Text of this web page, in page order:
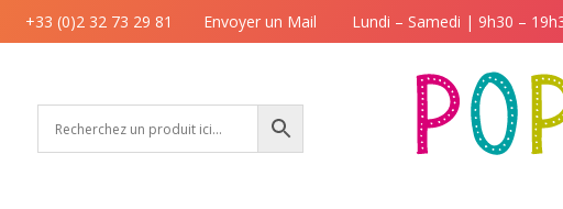
+33 (0)2 32 73 29 81 Envoyer un Mail Lundi – Samedi | 9h30 –